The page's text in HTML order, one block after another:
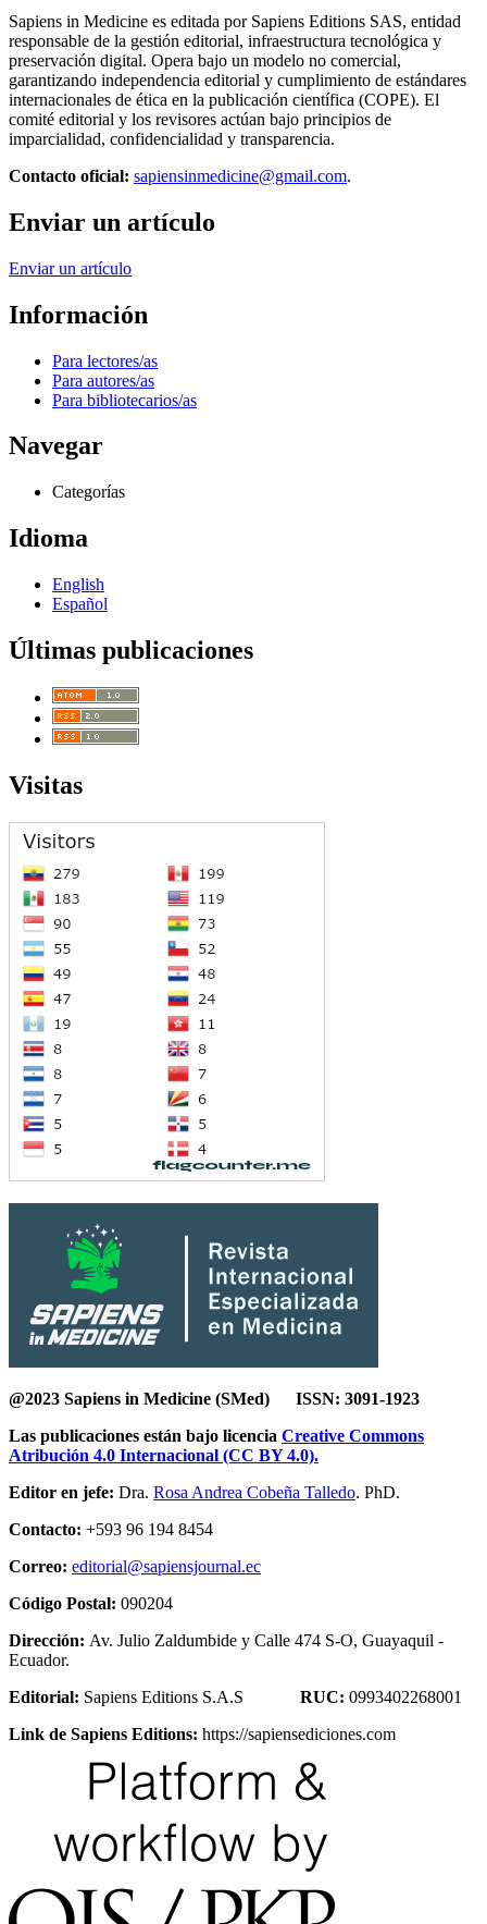
Sapiens in Medicine es editada por Sapiens Editions SAS, entidad
responsable de la gestión editorial, infraestructura tecnológica y
preservación digital. Opera bajo un modelo no comercial,
garantizando independencia editorial y cumplimiento de estándares
internacionales de ética en la publicación científica (COPE). El
comité editorial y los revisores actúan bajo principios de
imparcialidad, confidencialidad y transparencia.
Contacto oficial: sapiensinmedicine@gmail.com.
Enviar un artículo
Enviar un artículo
Información
Para lectores/as
Para autores/as
Para bibliotecarios/as
Navegar
Categorías
Idioma
English
Español
Últimas publicaciones
Visitas
@2023 Sapiens in Medicine (SMed) ISSN: 3091-1923
Las publicaciones están bajo licencia Creative Commons
Atribución 4.0 Internacional (CC BY 4.0).
Editor en jefe: Dra. Rosa Andrea Cobeña Talledo. PhD.
Contacto: +593 96 194 8454
Correo: editorial@sapiensjournal.ec
Código Postal: 090204
Dirección: Av. Julio Zaldumbide y Calle 474 S-O, Guayaquil -
Ecuador.
Editorial: Sapiens Editions S.A.S RUC: 0993402268001
Link de Sapiens Editions: https://sapiensediciones.com